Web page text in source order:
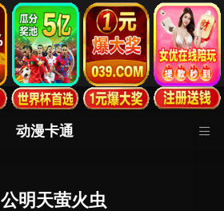
动漫卡通
公明天萤火虫